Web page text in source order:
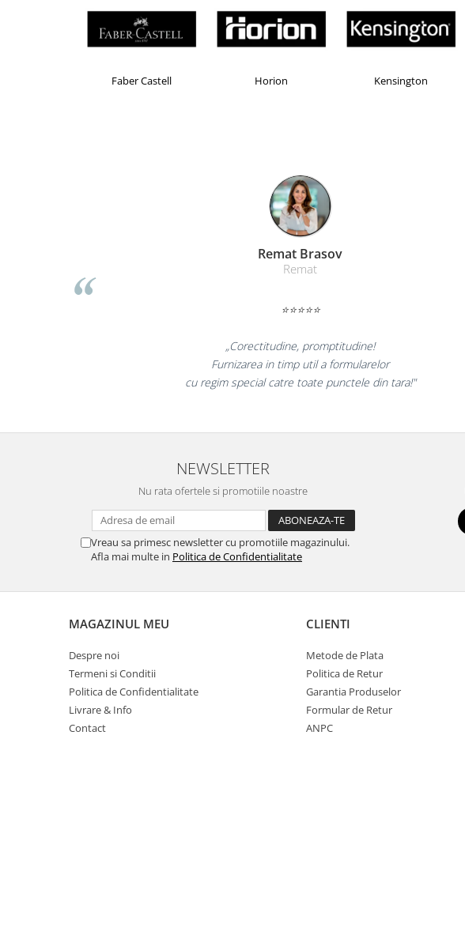
Articole de unica folosinta
Comunicare si prezentare
Gadgeturi mobile
Accesorii localizare (FindMy)
Cartuse, tonere, consumabile PC
Standuri PC si suporturi
Periferice PC si accesorii
Boxe portabile
Tehnica si mobilier pentru birou
Brand Product UP EKOMAX
Liamed Brasov
Liamed
⭐⭐⭐⭐⭐
„Promotionalele sunt minunate,
colegii mei au fost foarte incantati,
la fel si clientii nostri!”
NEWSLETTER
Nu rata ofertele si promotiile noastre
Vreau sa primesc newsletter cu promotiile magazinului.
Afla mai multe in Politica de Confidentialitate
MAGAZINUL MEU
Despre noi
Termeni si Conditii
Politica de Confidentialitate
Livrare & Info
Contact
CLIENTI
Metode de Plata
Politica de Retur
Garantia Produselor
Formular de Retur
ANPC